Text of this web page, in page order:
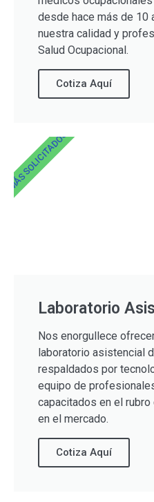
desde hace más de 10
nuestra calidad y
Salud Ocupacional.
Cotiza Aquí
Laboratorio
Nos enorgullece
laboratorio asistencial
respaldados por
equipo de
capacitados en el
en el mercado.
Cotiza Aquí
MÁS SOLICITADOS